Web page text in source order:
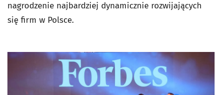
nagrodzenie najbardziej dynamicznie rozwijających
się firm w Polsce.